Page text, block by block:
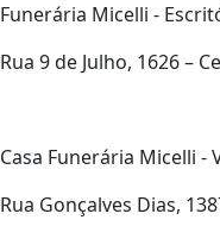
Funerária Micelli -
Rua 9 de Julho, 1626 –
Casa Funerária Micelli -
Rua Gonçalves Dias,